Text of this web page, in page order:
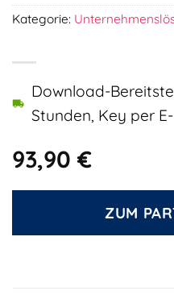
93,90€
Download-
Stunden, Key per
ZUM
Kategorie: